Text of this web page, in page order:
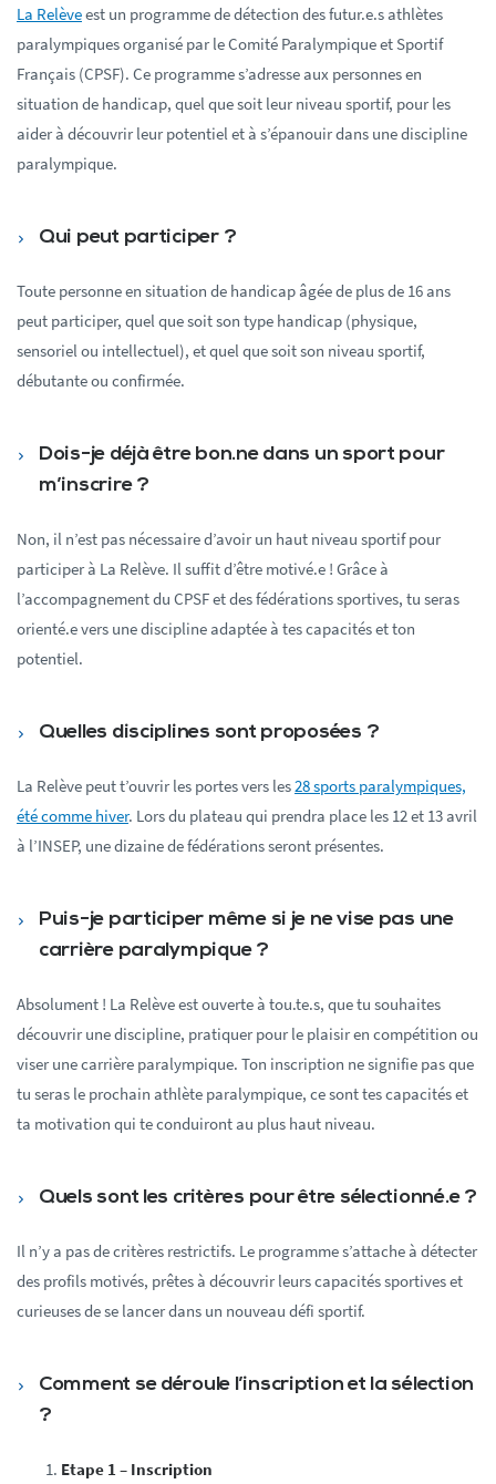
La Relèveest un programme de détection des futur.e.s athlètes
paralympiques organisé par le Comité Paralympique et Sportif
Français (CPSF). Ce programme s’adresse aux personnes en
situation de handicap, quel que soit leur niveau sportif, pour les
aider à découvrir leur potentiel et à s’épanouir dans une discipline
paralympique.
Qui peut participer ?
Toute personne en situation de handicap âgée de plus de 16 ans
peut participer, quel que soit son type handicap (physique,
sensoriel ou intellectuel), et quel que soit son niveau sportif,
débutante ou confirmée.
Dois-je déjà être bon.ne dans un sport pour
m’inscrire ?
Non, il n’est pas nécessaire d’avoir un haut niveau sportif pour
participer à La Relève. Il suffit d’être motivé.e ! Grâce à
l’accompagnement du CPSF et des fédérations sportives, tu seras
orienté.e vers une discipline adaptée à tes capacités et ton
potentiel.
Quelles disciplines sont proposées ?
La Relève peut t’ouvrir les portes vers les28 sports paralympiques,
été comme hiver. Lors du plateau qui prendra place les 12 et 13 avril
à l’INSEP, une dizaine de fédérations seront présentes.
Puis-je participer même si je ne vise pas une
carrière paralympique ?
Absolument ! La Relève est ouverte à tou.te.s, que tu souhaites
découvrir une discipline, pratiquer pour le plaisir en compétition ou
viser une carrière paralympique. Ton inscription ne signifie pas que
tu seras le prochain athlète paralympique, ce sont tes capacités et
ta motivation qui te conduiront au plus haut niveau.
Quels sont les critères pour être sélectionné.e ?
Il n’y a pas de critères restrictifs. Le programme s’attache à détecter
des profils motivés, prêtes à découvrir leurs capacités sportives et
curieuses de se lancer dans un nouveau défi sportif.
Comment se déroule l’inscription et la sélection
?
Etape 1 – Inscription